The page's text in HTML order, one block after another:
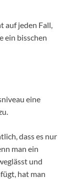
auf jeden Fall,
ein bisschen
eine
dass es nur
man ein
und
hat man